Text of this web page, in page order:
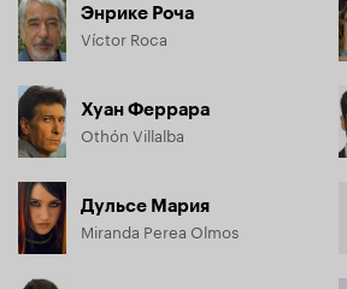
Энрике Роча
Víctor Roca
Хуан Феррара
Othón Villalba
Дульсе Мария
Miranda Perea Olmos